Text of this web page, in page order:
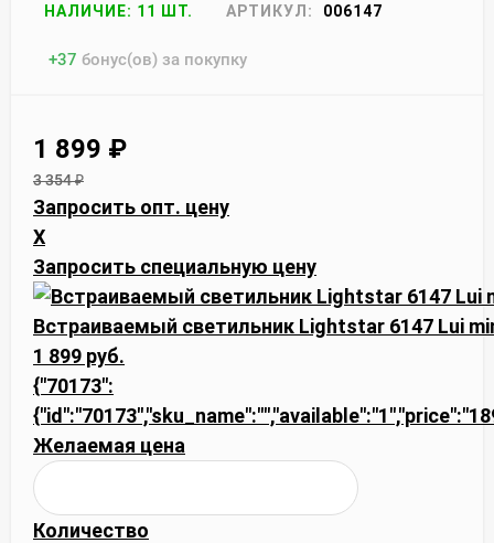
НАЛИЧИЕ: 11 ШТ. АРТИКУЛ: 006147
+37 бонус(ов) за покупку
1 899 ₽
3 354₽
Запросить опт. цену
X
Запросить специальную цену
Встраиваемый светильник Lightstar 6147 Lui
1 899 руб.
{"70173":
Желаемая цена
Количество